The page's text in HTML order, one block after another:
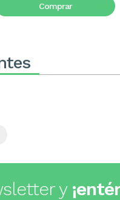
Comprar
y